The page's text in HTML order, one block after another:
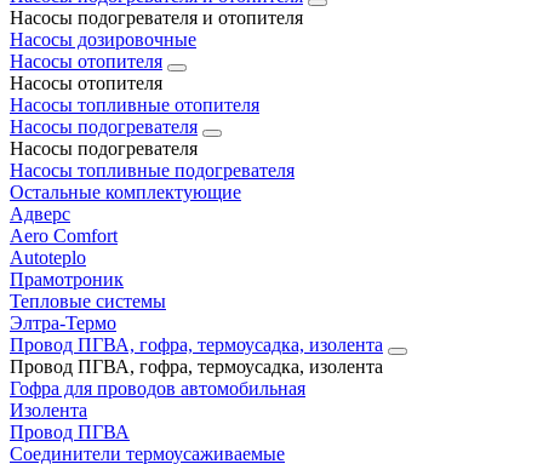
Насосы подогревателя и отопителя
Насосы дозировочные
Насосы отопителя
Насосы отопителя
Насосы топливные отопителя
Насосы подогревателя
Насосы подогревателя
Насосы топливные подогревателя
Остальные комплектующие
Адверс
Aero Comfort
Autoteplo
Прамотроник
Тепловые системы
Элтра-Термо
Провод ПГВА, гофра, термоусадка, изолента
Провод ПГВА, гофра, термоусадка, изолента
Гофра для проводов автомобильная
Изолента
Провод ПГВА
Соединители термоусаживаемые